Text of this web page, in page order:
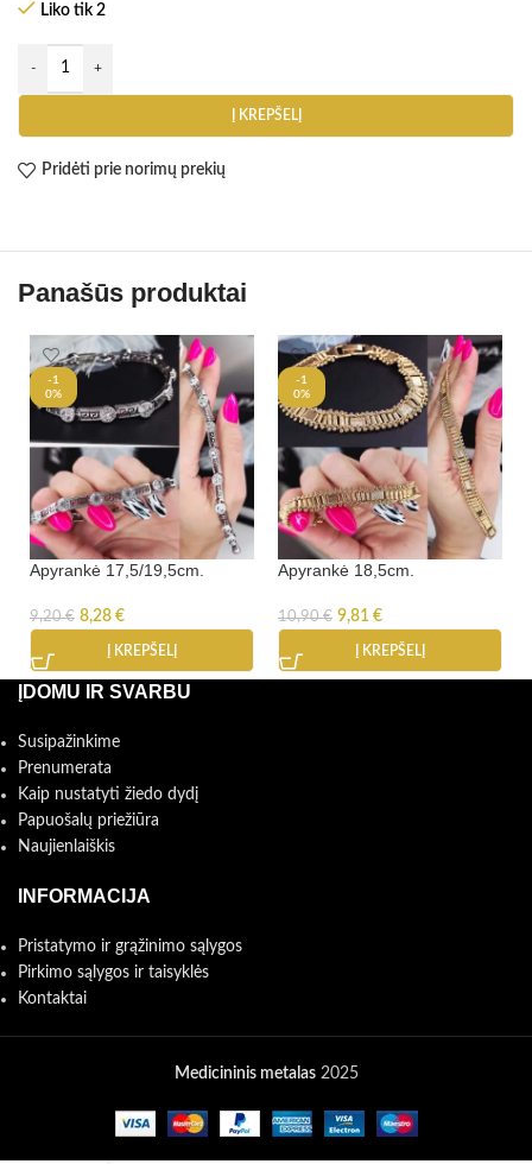
Liko tik 2
Į KREPŠELĮ
Pridėti prie norimų prekių
Panašūs produktai
-1
0%
Apyrankė 17,5/19,5cm.
9,20€ 8,28 €
Į KREPŠELĮ
-1
0%
Apyrankė 18,5cm.
10,90€ 9,81 €
Į KREPŠELĮ
ĮDOMU IR SVARBU
Susipažinkime
Prenumerata
Kaip nustatyti žiedo dydį
Papuošalų priežiūra
Naujienlaiškis
INFORMACIJA
Pristatymo ir grąžinimo sąlygos
Pirkimo sąlygos ir taisyklės
Kontaktai
Medicininis metalas2025